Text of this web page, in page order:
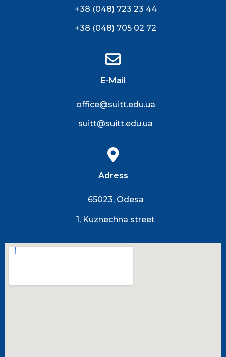
+38 (048) 723 23 44
+38 (048) 705 02 72
E-Mail
office@suitt.edu.ua
suitt@suitt.edu.ua
Adress
65023, Odesa
1, Kuznechna street